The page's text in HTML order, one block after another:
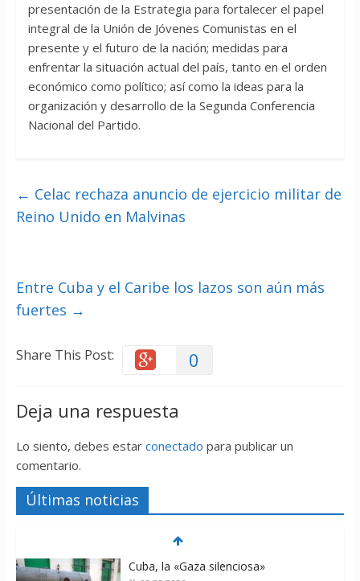
presentación de la Estrategia para fortalecer el papel
integral de la Unión de Jóvenes Comunistas en el
presente y el futuro de la nación; medidas para
enfrentar la situación actual del país, tanto en el orden
económico como político; así como la ideas para la
organización y desarrollo de la Segunda Conferencia
Nacional del Partido.
← Celac rechaza anuncio de ejercicio militar de
Reino Unido en Malvinas
Entre Cuba y el Caribe los lazos son aún más
fuertes →
Share This Post: 0
Deja una respuesta
Lo siento, debes estar conectado para publicar un
comentario.
Últimas noticias
Cuba, la «Gaza silenciosa»